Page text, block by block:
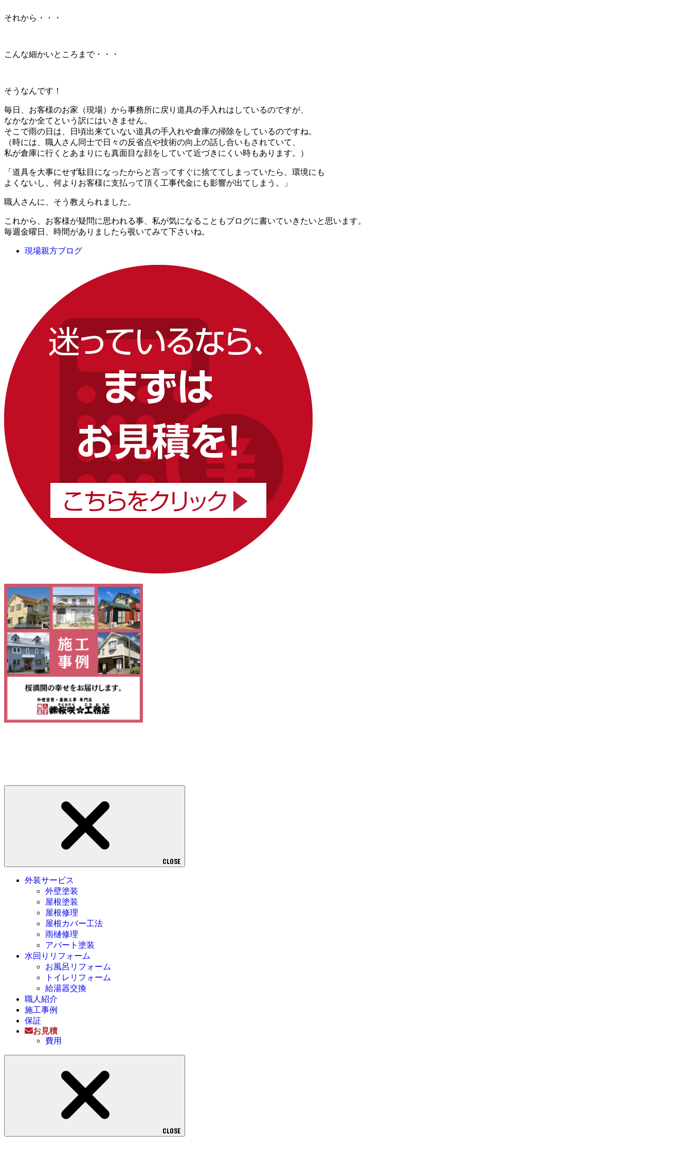
それから・・・
こんな細かいところまで・・・
そうなんです！
毎日、お客様のお家（現場）から事務所に戻り道具の手入れはしているのですが、
なかなか全てという訳にはいきません。
そこで雨の日は、日頃出来ていない道具の手入れや倉庫の掃除をしているのですね。
（時には、職人さん同士で日々の反省点や技術の向上の話し合いもされていて、
私が倉庫に行くとあまりにも真面目な顔をしていて近づきにくい時もあります。）
「道具を大事にせず駄目になったからと言ってすぐに捨ててしまっていたら、環境にも
よくないし、何よりお客様に支払って頂く工事代金にも影響が出てしまう。」
職人さんに、そう教えられました。
これから、お客様が疑問に思われる事、私が気になることもブログに書いていきたいと思います。
毎週金曜日、時間がありましたら覗いてみて下さいね。
現場親方ブログ
CLOSE
外装サービス
外壁塗装
屋根塗装
屋根修理
屋根カバー工法
雨樋修理
アパート塗装
水回りリフォーム
お風呂リフォーム
トイレリフォーム
給湯器交換
職人紹介
施工事例
保証
お見積
費用
CLOSE